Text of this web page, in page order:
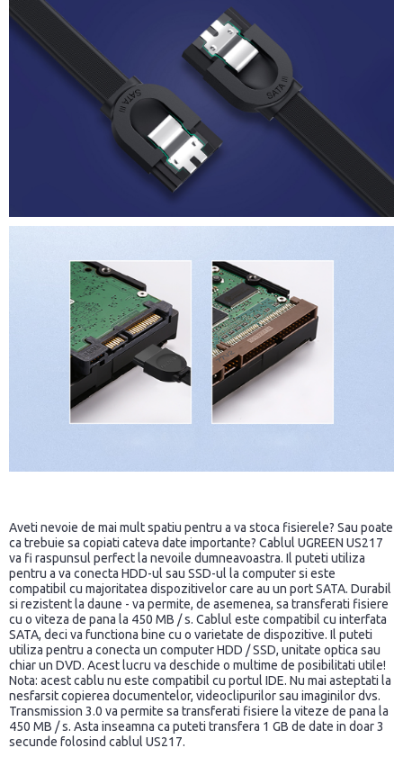
Aveti nevoie de mai mult spatiu pentru a va stoca fisierele? Sau poate
ca trebuie sa copiati cateva date importante? Cablul UGREEN US217
va fi raspunsul perfect la nevoile dumneavoastra. Il puteti utiliza
pentru a va conecta HDD-ul sau SSD-ul la computer si este
compatibil cu majoritatea dispozitivelor care au un port SATA. Durabil
si rezistent la daune - va permite, de asemenea, sa transferati fisiere
cu o viteza de pana la 450 MB / s. Cablul este compatibil cu interfata
SATA, deci va functiona bine cu o varietate de dispozitive. Il puteti
utiliza pentru a conecta un computer HDD / SSD, unitate optica sau
chiar un DVD. Acest lucru va deschide o multime de posibilitati utile!
Nota: acest cablu nu este compatibil cu portul IDE. Nu mai asteptati la
nesfarsit copierea documentelor, videoclipurilor sau imaginilor dvs.
Transmission 3.0 va permite sa transferati fisiere la viteze de pana la
450 MB / s. Asta inseamna ca puteti transfera 1 GB de date in doar 3
secunde folosind cablul US217.